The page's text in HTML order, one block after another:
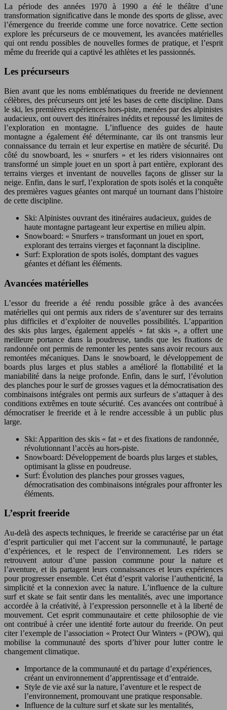
La période des années 1970 à 1990 a été le théâtre d’une
transformation significative dans le monde des sports de glisse, avec
l’émergence du freeride comme une force novatrice. Cette section
explore les précurseurs de ce mouvement, les avancées matérielles
qui ont rendu possibles de nouvelles formes de pratique, et l’esprit
même du freeride qui a captivé les athlètes et les passionnés.
Les précurseurs
Bien avant que les noms emblématiques du freeride ne deviennent
célèbres, des précurseurs ont jeté les bases de cette discipline. Dans
le ski, les premières expériences hors-piste, menées par des alpinistes
audacieux, ont ouvert des itinéraires inédits et repoussé les limites de
l’exploration en montagne. L’influence des guides de haute
montagne a également été déterminante, car ils ont transmis leur
connaissance du terrain et leur expertise en matière de sécurité. Du
côté du snowboard, les « snurfers » et les riders visionnaires ont
transformé un simple jouet en un sport à part entière, explorant des
terrains vierges et inventant de nouvelles façons de glisser sur la
neige. Enfin, dans le surf, l’exploration de spots isolés et la conquête
des premières vagues géantes ont marqué un tournant dans l’histoire
de cette discipline.
Ski: Alpinistes ouvrant des itinéraires audacieux, guides de
haute montagne partageant leur expertise en milieu alpin.
Snowboard: « Snurfers » transformant un jouet en sport,
explorant des terrains vierges et façonnant la discipline.
Surf: Exploration de spots isolés, domptant des vagues
géantes et défiant les éléments.
Avancées matérielles
L’essor du freeride a été rendu possible grâce à des avancées
matérielles qui ont permis aux riders de s’aventurer sur des terrains
plus difficiles et d’exploiter de nouvelles possibilités. L’apparition
des skis plus larges, également appelés « fat skis », a offert une
meilleure portance dans la poudreuse, tandis que les fixations de
randonnée ont permis de remonter les pentes sans avoir recours aux
remontées mécaniques. Dans le snowboard, le développement de
boards plus larges et plus stables a amélioré la flottabilité et la
maniabilité dans la neige profonde. Enfin, dans le surf, l’évolution
des planches pour le surf de grosses vagues et la démocratisation des
combinaisons intégrales ont permis aux surfeurs de s’attaquer à des
conditions extrêmes en toute sécurité. Ces avancées ont contribué à
démocratiser le freeride et à le rendre accessible à un public plus
large.
Ski: Apparition des skis « fat » et des fixations de randonnée,
révolutionnant l’accès au hors-piste.
Snowboard: Développement de boards plus larges et stables,
optimisant la glisse en poudreuse.
Surf: Évolution des planches pour grosses vagues,
démocratisation des combinaisons intégrales pour affronter les
éléments.
L’esprit freeride
Au-delà des aspects techniques, le freeride se caractérise par un état
d’esprit particulier qui met l’accent sur la communauté, le partage
d’expériences, et le respect de l’environnement. Les riders se
retrouvent autour d’une passion commune pour la nature et
l’aventure, et ils partagent leurs connaissances et leurs expériences
pour progresser ensemble. Cet état d’esprit valorise l’authenticité, la
simplicité et la connexion avec la nature. L’influence de la culture
surf et skate se fait sentir dans les mentalités, avec une importance
accordée à la créativité, à l’expression personnelle et à la liberté de
mouvement. Cet esprit communautaire et cette philosophie de vie
ont contribué à créer une identité forte autour du freeride. On peut
citer l’exemple de l’association « Protect Our Winters » (POW), qui
mobilise la communauté des sports d’hiver pour lutter contre le
changement climatique.
Importance de la communauté et du partage d’expériences,
créant un environnement d’apprentissage et d’entraide.
Style de vie axé sur la nature, l’aventure et le respect de
l’environnement, promouvant une pratique responsable.
Influence de la culture surf et skate sur les mentalités,